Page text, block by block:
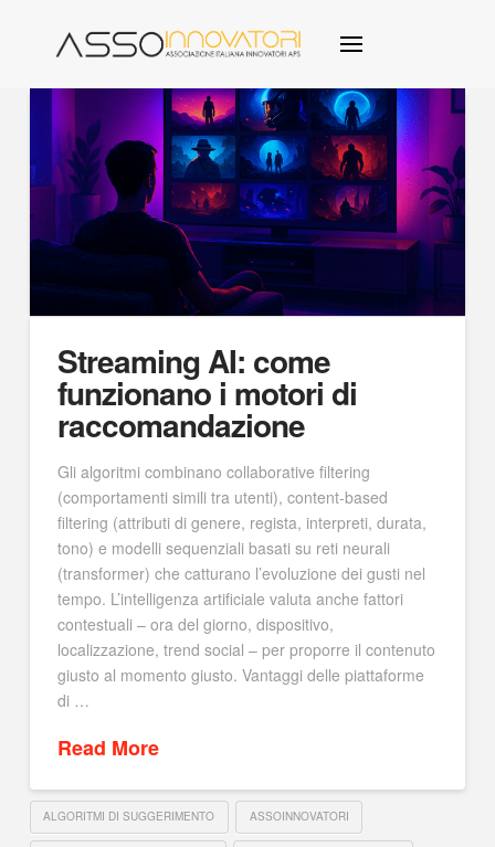
Streaming AI: come
funzionano i motori di
raccomandazione
Gli algoritmi combinano collaborative filtering
(comportamenti simili tra utenti), content-based
filtering (attributi di genere, regista, interpreti, durata,
tono) e modelli sequenziali basati su reti neurali
(transformer) che catturano l’evoluzione dei gusti nel
tempo. L’intelligenza artificiale valuta anche fattori
contestuali – ora del giorno, dispositivo,
localizzazione, trend social – per proporre il contenuto
giusto al momento giusto. Vantaggi delle piattaforme
di …
Read More
ALGORITMI DI SUGGERIMENTO ASSOINNOVATORI